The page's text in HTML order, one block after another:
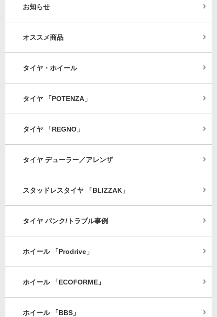
お知らせ
オススメ商品
タイヤ・ホイール
タイヤ 「POTENZA」
タイヤ 「REGNO」
タイヤ デューラー／アレンザ
スタッドレスタイヤ 「BLIZZAK」
タイヤ パンク/トラブル事例
ホイール 「Prodrive」
ホイール 「ECOFORME」
ホイール 「BBS」